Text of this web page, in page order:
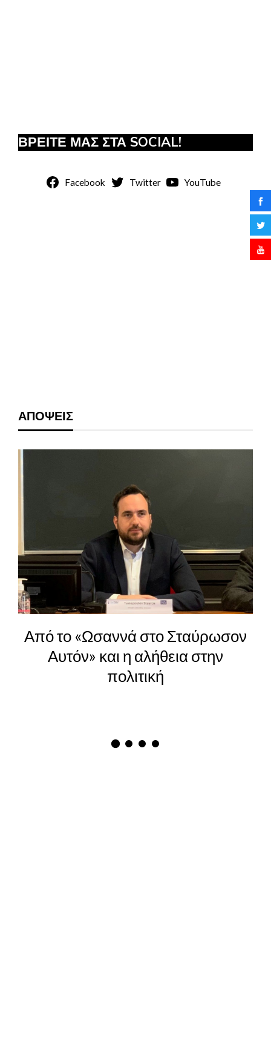
ΒΡΕΙΤΕ ΜΑΣ ΣΤΑ SOCIAL!
Facebook Twitter YouTube
ΑΠΟΨΕΙΣ
Από το «Ωσαννά στο Σταύρωσον
Αυτόν» και η αλήθεια στην
πολιτική